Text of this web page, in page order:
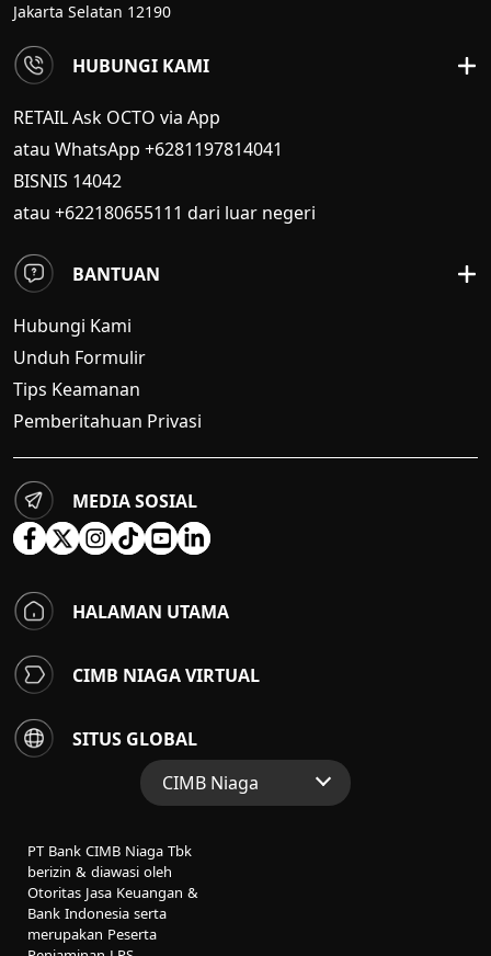
Jakarta Selatan 12190
HUBUNGI KAMI
RETAIL Ask OCTO via App
atau WhatsApp +6281197814041
BISNIS 14042
atau +622180655111 dari luar negeri
BANTUAN
Hubungi Kami
Unduh Formulir
Tips Keamanan
Pemberitahuan Privasi
MEDIA SOSIAL
HALAMAN UTAMA
CIMB NIAGA VIRTUAL
SITUS GLOBAL
CIMB Niaga
Perbankan Konsumen
Perbankan Syariah
PT Bank CIMB Niaga Tbk
berizin & diawasi oleh
Otoritas Jasa Keuangan &
Bank Indonesia serta
merupakan Peserta